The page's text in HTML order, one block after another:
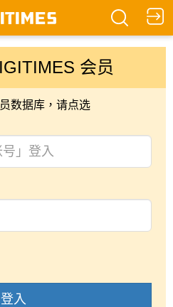
会员
数据库，请点选
登入